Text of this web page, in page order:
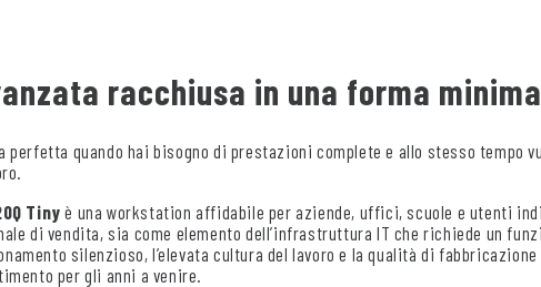
racchiusa in una forma
perfetta quando hai bisogno di prestazioni complete e allo stesso tempo
Tinyè una workstation affidabile per aziende, uffici, scuole e utenti
di vendita, sia come elemento dell’infrastruttura IT che richiede un
silenzioso, l’elevata cultura del lavoro e la qualità di
per gli anni a venire.